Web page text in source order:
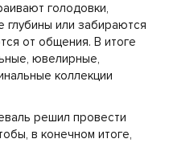
голодовки,
или забираются
от общения. В итоге
ювелирные,
коллекции
решил провести
в конечном итоге,